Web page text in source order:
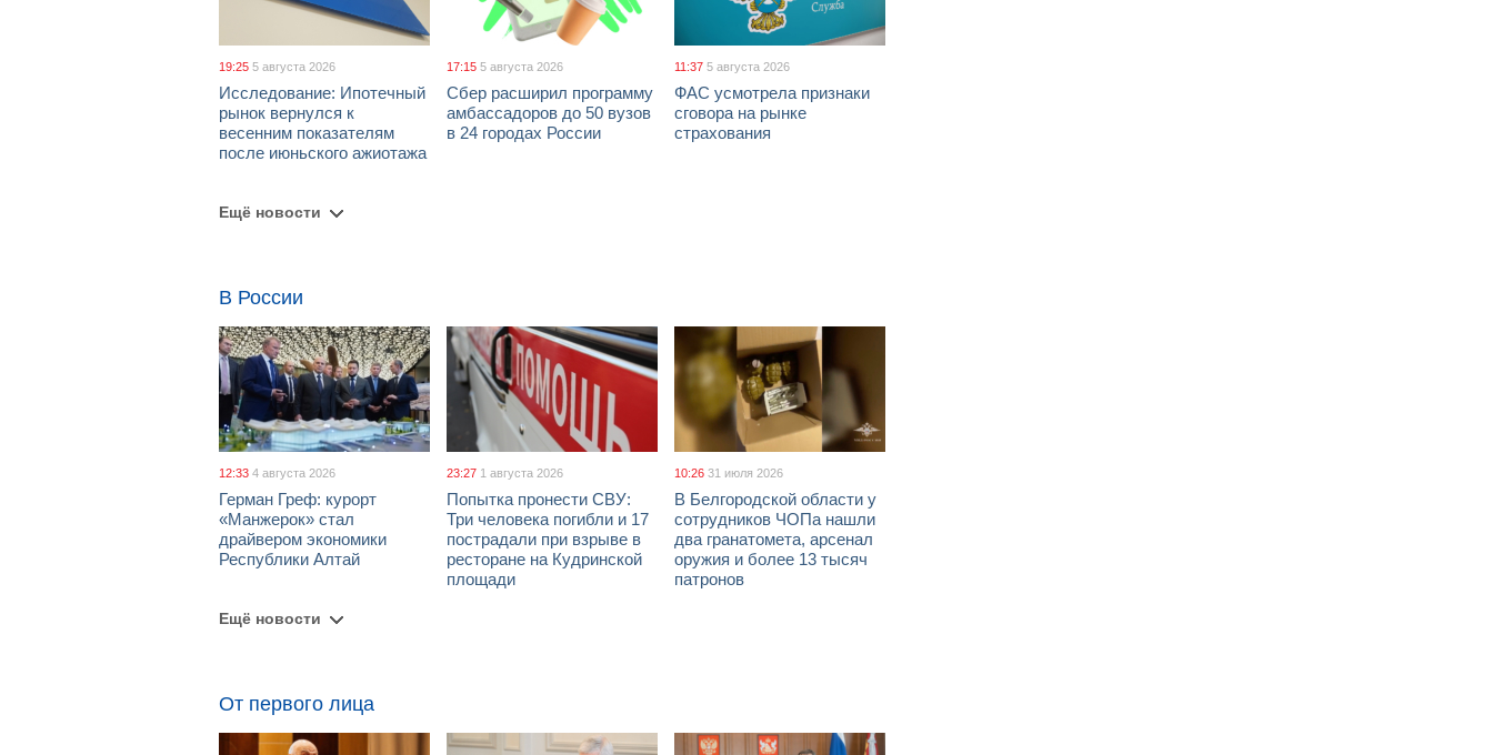
19:25 5 августа 2026
Исследование: Ипотечный
рынок вернулся к
весенним показателям
после июньского ажиотажа
17:15 5 августа 2026
Сбер расширил программу
амбассадоров до 50 вузов
в 24 городах России
11:37 5 августа 2026
ФАС усмотрела признаки
сговора на рынке
страхования
Ещё новости
В России
12:33 4 августа 2026
Герман Греф: курорт
«Манжерок» стал
драйвером экономики
Республики Алтай
23:27 1 августа 2026
Попытка пронести СВУ:
Три человека погибли и 17
пострадали при взрыве в
ресторане на Кудринской
площади
10:26 31 июля 2026
В Белгородской области у
сотрудников ЧОПа нашли
два гранатомета, арсенал
оружия и более 13 тысяч
патронов
Ещё новости
От первого лица